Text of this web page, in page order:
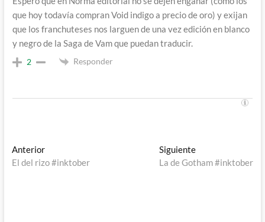
que hoy todavía compran Void indigo a precio de oro) y exijan
que los franchuteses nos larguen de una vez edición en blanco
y negro de la Saga de Vam que puedan traducir.
2 Responder
Navegación
de
AnteriorEntrada
anterior:
El del rizo #inktober
SiguienteEntrada
siguiente:
La de Gotham #inktober